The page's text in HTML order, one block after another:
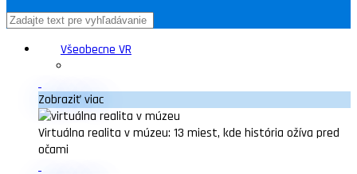
Všeobecne VR
Zobraziť viac
Virtuálna realita v múzeu: 13 miest, kde história ožíva pred
očami